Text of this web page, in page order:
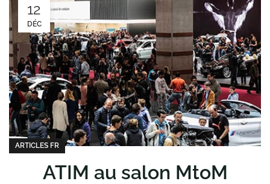
12
DÉC
ARTICLES FR
ATIM au salon MtoM